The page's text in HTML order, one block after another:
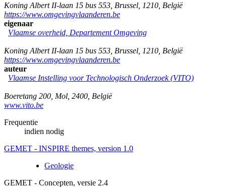
Koning Albert II-laan 15 bus 553 Brussel 1210 België
https://www.omgevingvlaanderen.be
eigenaar
Vlaamse overheid, Departement Omgeving
Koning Albert II-laan 15 bus 553 Brussel 1210 België
https://www.omgevingvlaanderen.be
auteur
Vlaamse Instelling voor Technologisch Onderzoek (VITO)
Boeretang 200 Mol 2400 België
www.vito.be
Frequentie
indien nodig
GEMET - INSPIRE themes, version 1.0
Geologie
GEMET - Concepten, versie 2.4